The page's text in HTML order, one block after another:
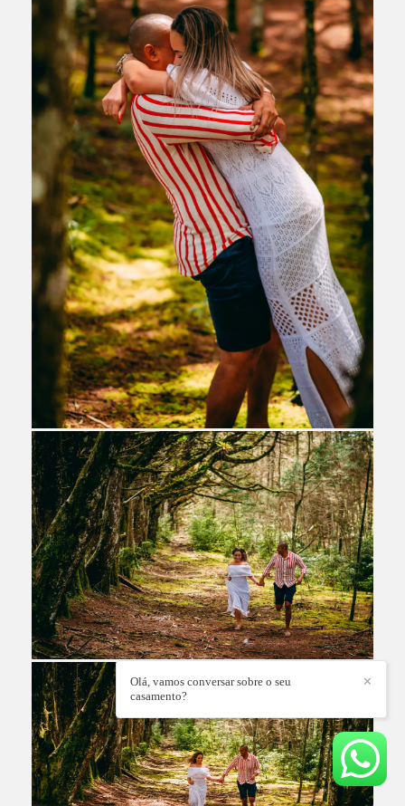
✕
Olá, vamos conversar sobre o seu
casamento?